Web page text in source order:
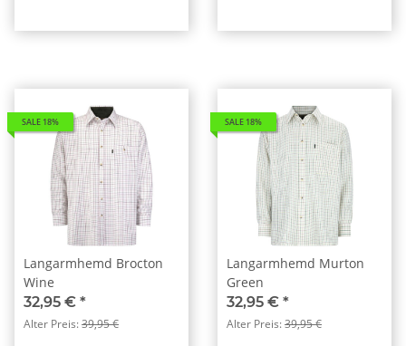
SALE 18%
Langarmhemd Brocton
Wine
32,95 € *
Alter Preis:39,95 €
SALE 18%
Langarmhemd Murton
Green
32,95 € *
Alter Preis:39,95 €